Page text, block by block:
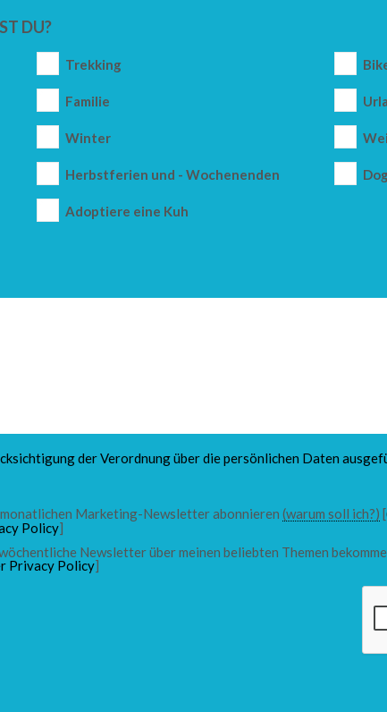
DU?
Trekking
Familie
Winter
Herbstferien und - Wochenenden
Adoptiere eine Kuh
der Verordnung über die persönlichen Daten
Marketing-Newsletter abonnieren (warum soll ich?) [
Policy]
Newsletter über meinen beliebten Themen
Privacy Policy]